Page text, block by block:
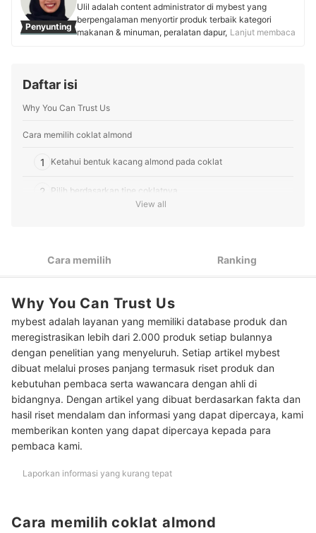
Penyunting
Ulil adalah content administrator di mybest yang
berpengalaman menyortir produk terbaik kategori
makanan & minuman, peralatan dapur, skincare, body
tepercaya bagi pembaca mybest untuk produk sehari-
Profil Ulil Maulida
Lanjut membaca
Daftar isi
Why You Can Trust Us
Cara memilih coklat almond
1 Ketahui bentuk kacang almond pada coklat
2 Pilih berdasarkan tipe coklatnya
Peringkat Coklat Almond Terbaik
View all
Cara memilih Ranking
Why You Can Trust Us
mybest adalah layanan yang memiliki database produk dan
meregistrasikan lebih dari 2.000 produk setiap bulannya
dengan penelitian yang menyeluruh. Setiap artikel mybest
dibuat melalui proses panjang termasuk riset produk dan
kebutuhan pembaca serta wawancara dengan ahli di
bidangnya. Dengan artikel yang dibuat berdasarkan fakta dan
hasil riset mendalam dan informasi yang dapat dipercaya, kami
memberikan konten yang dapat dipercaya kepada para
pembaca kami.
Laporkan informasi yang kurang tepat
Cara memilih coklat almond